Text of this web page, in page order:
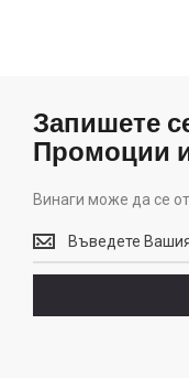
Запишете
Промоции
Винаги може да се
Винаги
може
да
отпишете!